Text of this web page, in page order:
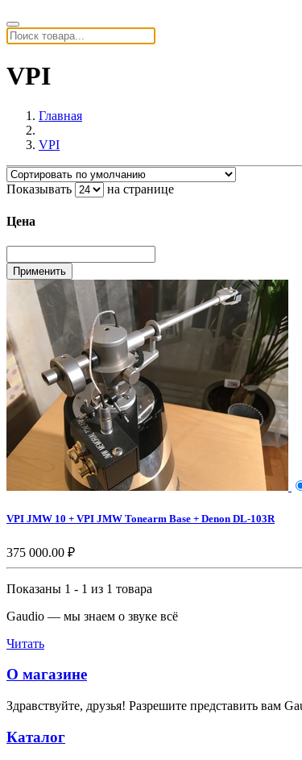
VPI
Главная
VPI
Показывать на странице
Цена
VPI JMW 10 + VPI JMW Tonearm Base + Denon DL-103R
375 000.00 ₽
Показаны 1 - 1 из 1 товара
Gaudio — мы знаем о звуке всё
Читать
О магазине
Здравствуйте, друзья! Разрешите представить вам
Каталог